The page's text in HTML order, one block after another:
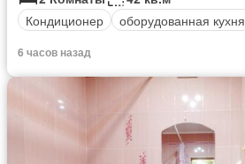
Кондиционер
оборудованная кухня
6 часов назад